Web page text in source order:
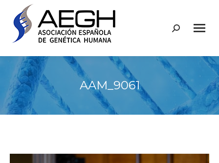
Buscar:
AAM_9061